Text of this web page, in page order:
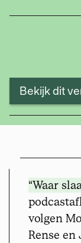
Bekijk dit
“Waar
volgen
Rense